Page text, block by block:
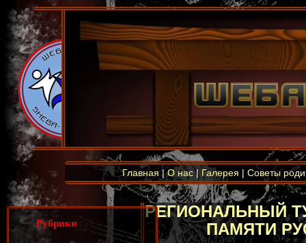
Главная|О нас| Галерея | Советы
РЕГИОНАЛЬНЫЙ
ПАМЯТИ
Рубрики